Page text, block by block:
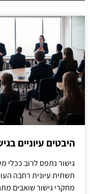
היבטים עיוניים
גישור נתפס לרוב ככלי
תשתית עיונית רחבה
מחקרי גישור שואבים